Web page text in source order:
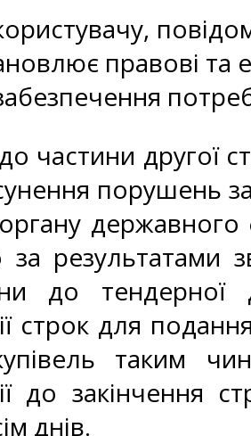
правові та
частини другої
порушень
за результатами
до тендерної
строк для
таким
до закінчення
днів.